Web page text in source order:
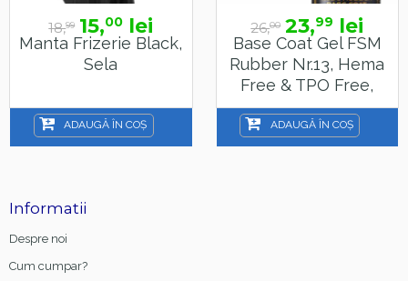
18,99 15,00 lei
Manta Frizerie Black,
Sela
ADAUGĂ ÎN COȘ
26,00 23,99 lei
Base Coat Gel FSM
Rubber Nr.13, Hema
Free & TPO Free,
15ml
ADAUGĂ ÎN COȘ
Informatii
Despre noi
Cum cumpar?